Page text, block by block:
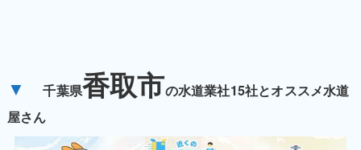
▼千葉県香取市の水道業社15社とオススメ水道
屋さん